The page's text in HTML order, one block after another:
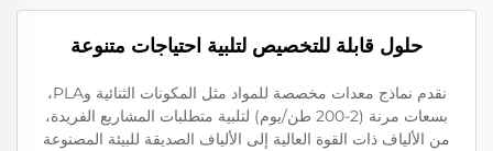
حلول قابلة للتخصيص لتلبية احتياجات متنوعة
نقدم نماذج معدات مخصصة للمواد مثل المكونات الثنائية وPLA،
بسعات مرنة (2-200 طن/يوم) لتلبية متطلبات المشاريع الفريدة،
من الألياف ذات القوة العالية إلى الألياف الصديقة للبيئة المصنوعة